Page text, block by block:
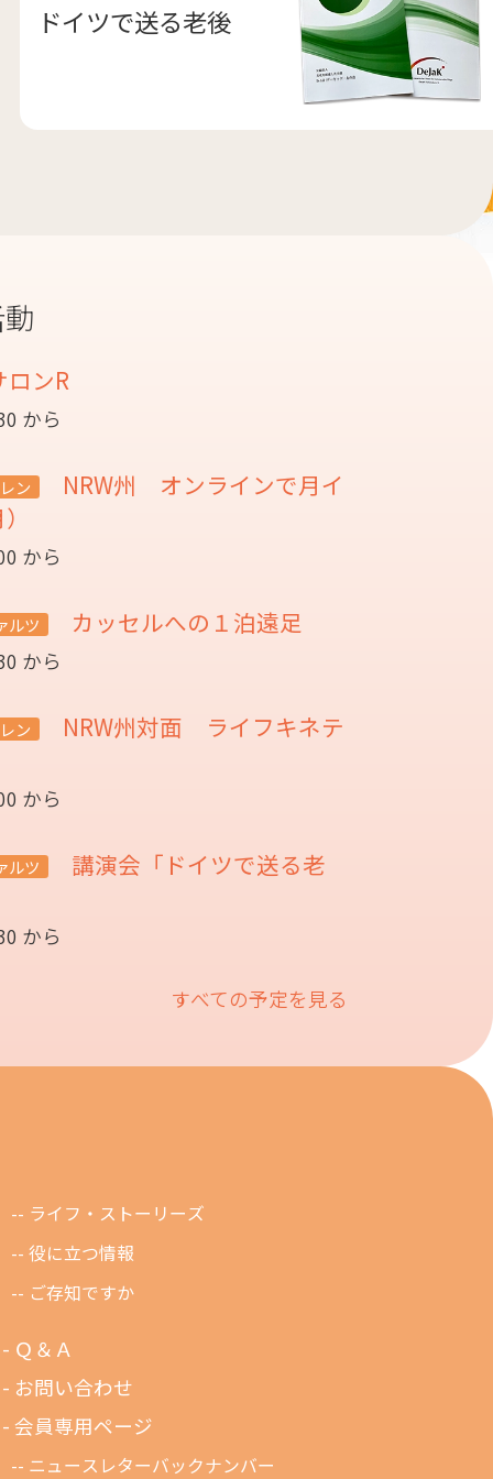
ドイツで送る老後
ンR
から
ン
NRW州 オンラインで月イ
から
ルツ カッセルへの１泊遠足
から
ン NRW州対面 ライフキネテ
から
ルツ
講演会「ドイツで送る老
から
すべての予定を見る
ライフ・ストーリーズ
役に立つ情報
ご存知ですか
Ｑ＆Ａ
お問い合わせ
会員専用ページ
ニュースレターバックナンバー